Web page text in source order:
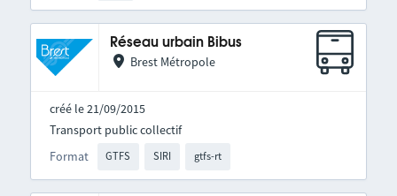
Réseau urbain Bibus
Brest Métropole
créé le 21/09/2015
Format GTFS SIRI gtfs-rt
Transport public collectif